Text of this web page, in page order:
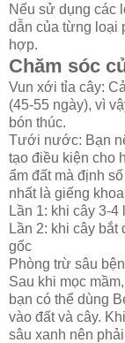
Nếu sử dụng các
dẫn của từng loại
hợp.
Chăm sóc
Vun xới tỉa cây:
(45-55 ngày), vì
bón thúc.
Tưới nước: Bạn
tạo điều kiện cho
ẩm đất mà định
nhất là giếng
Lần 1: khi cây 3-
Lần 2: khi cây
gốc
Phòng trừ sâu
Sau khi mọc
bạn có thể dùng
vào đất và cây.
sâu xanh nên